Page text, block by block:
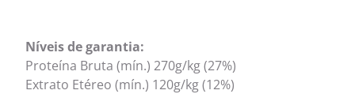
Níveis de garantia:
Proteína Bruta (mín.) 270g/kg (27%)
Extrato Etéreo (mín.) 120g/kg (12%)